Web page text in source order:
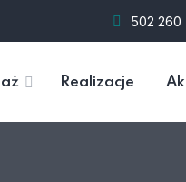
502 260
Realizacje